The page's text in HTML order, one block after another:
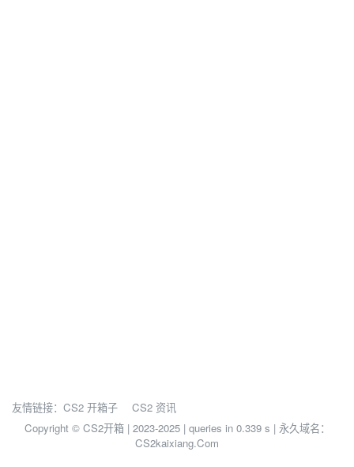
友情链接： CS2 开箱子
CS2 资讯
Copyright © CS2开箱 | 2023-2025 | queries in 0.339 s | 永久域名：
CS2kaixiang.Com